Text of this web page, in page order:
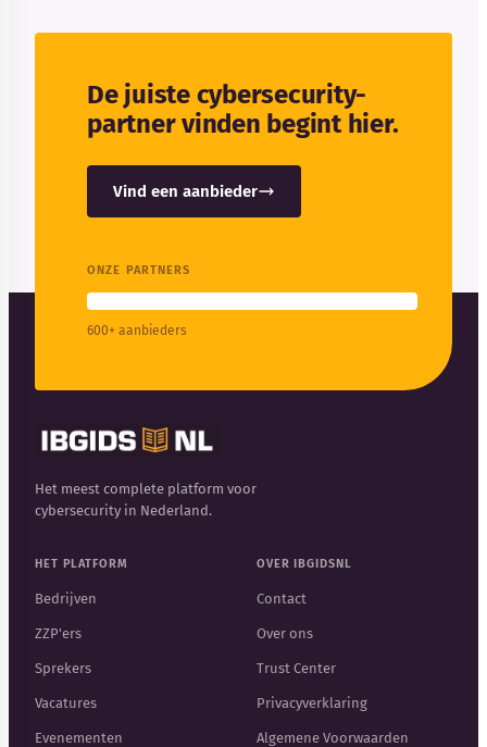
De juiste cybersecurity-
partner vinden begint hier.
Vind een aanbieder
ONZE PARTNERS
600+ aanbieders
Het meest complete platform voor
cybersecurity in Nederland.
HET PLATFORM
Bedrijven
ZZP'ers
Sprekers
Vacatures
Evenementen
OVER IBGIDSNL
Contact
Over ons
Trust Center
Privacyverklaring
Algemene Voorwaarden